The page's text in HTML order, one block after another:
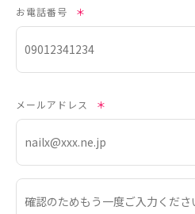
お電話番号 ＊
メールアドレス ＊